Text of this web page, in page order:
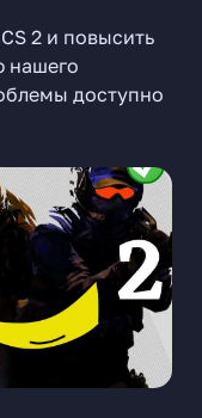
2 и повысить
нашего
доступно